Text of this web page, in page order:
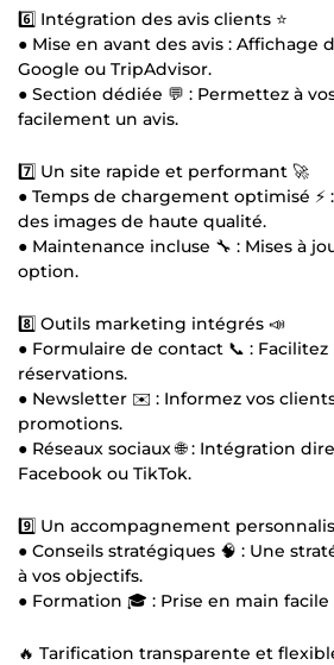
6️⃣ Intégration des avis clients ⭐
● Mise en avant des avis : Affichage
Google ou TripAdvisor.
● Section dédiée 💬 : Permettez à
facilement un avis.
7️⃣ Un site rapide et performant 🚀
● Temps de chargement optimisé ⚡
des images de haute qualité.
● Maintenance incluse 🔧 : Mises à
option.
8️⃣ Outils marketing intégrés 📣
● Formulaire de contact 📞 :
réservations.
● Newsletter ✉️ : Informez vos
promotions.
● Réseaux sociaux 🌐 : Intégration
Facebook ou TikTok.
9️⃣ Un accompagnement
● Conseils stratégiques 🧠 : Une
à vos objectifs.
● Formation 🎓 : Prise en main
🔥 Tarification transparente et